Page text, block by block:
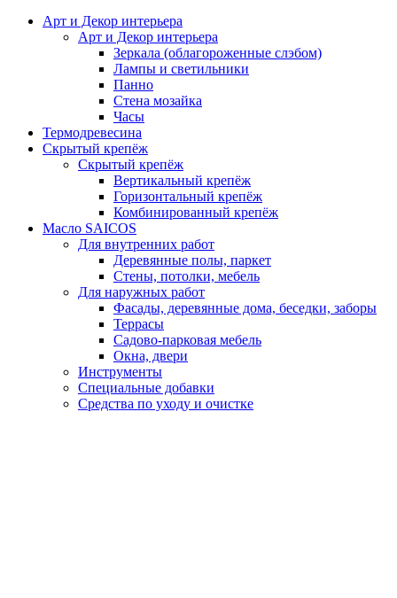
Арт и Декор интерьера
Арт и Декор интерьера
Зеркала (облагороженные слэбом)
Лампы и светильники
Панно
Стена мозайка
Часы
Термодревесина
Скрытый крепёж
Скрытый крепёж
Вертикальный крепёж
Горизонтальный крепёж
Комбинированный крепёж
Масло SAICOS
Для внутренних работ
Деревянные полы, паркет
Стены, потолки, мебель
Для наружных работ
Фасады, деревянные дома, беседки, заборы
Террасы
Садово-парковая мебель
Окна, двери
Инструменты
Специальные добавки
Средства по уходу и очистке